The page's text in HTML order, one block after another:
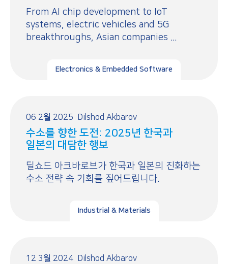
From AI chip development to IoT
systems, electric vehicles and 5G
breakthroughs, Asian companies ...
Electronics & Embedded Software
06 2월 2025 Dilshod Akbarov
수소를 향한 도전: 2025년 한국과
일본의 대담한 행보
딜쇼드 아크바로브가 한국과 일본의 진화하는
수소 전략 속 기회를 짚어드립니다.
Industrial & Materials
12 3월 2024 Dilshod Akbarov